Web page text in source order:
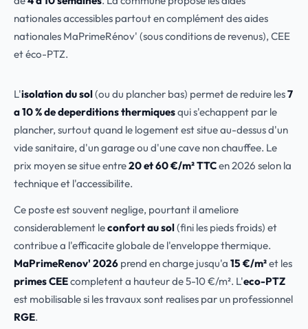
nationales accessibles partout en complément des aides
nationales MaPrimeRénov' (sous conditions de revenus), CEE
et éco-PTZ.
L'isolation du sol(ou du plancher bas) permet de reduire les7
a 10 % de deperditions thermiquesqui s'echappent par le
plancher, surtout quand le logement est situe au-dessus d'un
vide sanitaire, d'un garage ou d'une cave non chauffee. Le
prix moyen se situe entre20 et 60 €/m² TTCen 2026 selon la
technique et l'accessibilite.
Ce poste est souvent neglige, pourtant il ameliore
considerablement leconfort au sol(fini les pieds froids) et
contribue a l'efficacite globale de l'enveloppe thermique.
MaPrimeRenov' 2026 prend en charge jusqu'a 15 €/m²et les
primes CEEcompletent a hauteur de 5-10 €/m². L'eco-PTZ
est mobilisable si les travaux sont realises par un professionnel
RGE.